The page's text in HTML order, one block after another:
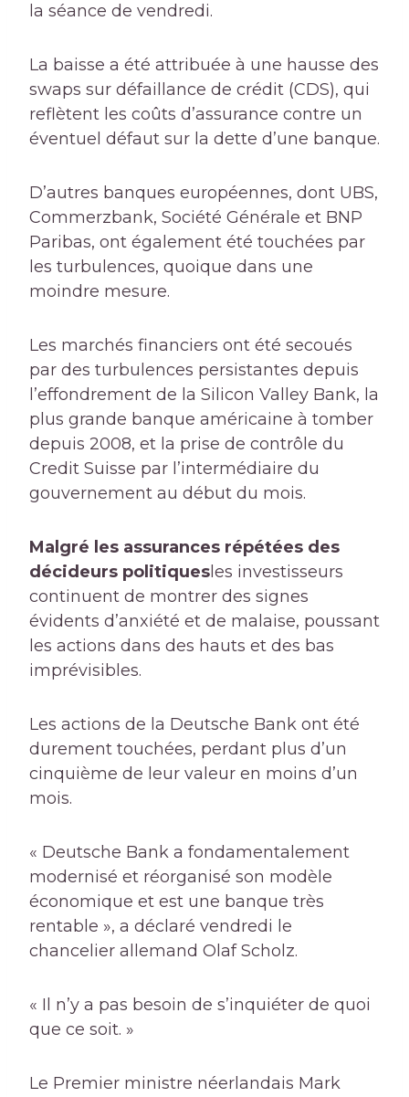
la séance de vendredi.
La baisse a été attribuée à une hausse des
swaps sur défaillance de crédit (CDS), qui
reflètent les coûts d’assurance contre un
éventuel défaut sur la dette d’une banque.
D’autres banques européennes, dont UBS,
Commerzbank, Société Générale et BNP
Paribas, ont également été touchées par
les turbulences, quoique dans une
moindre mesure.
Les marchés financiers ont été secoués
par des turbulences persistantes depuis
l’effondrement de la Silicon Valley Bank, la
plus grande banque américaine à tomber
depuis 2008, et la prise de contrôle du
Credit Suisse par l’intermédiaire du
gouvernement au début du mois.
Malgré les assurances répétées des
décideurs politiquesles investisseurs
continuent de montrer des signes
évidents d’anxiété et de malaise, poussant
les actions dans des hauts et des bas
imprévisibles.
Les actions de la Deutsche Bank ont ​​été
durement touchées, perdant plus d’un
cinquième de leur valeur en moins d’un
mois.
« Deutsche Bank a fondamentalement
modernisé et réorganisé son modèle
économique et est une banque très
rentable », a déclaré vendredi le
chancelier allemand Olaf Scholz.
« Il n’y a pas besoin de s’inquiéter de quoi
que ce soit. »
Le Premier ministre néerlandais Mark